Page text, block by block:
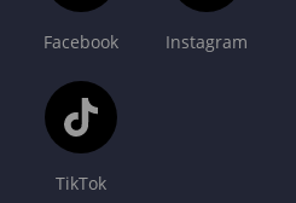
Facebook Instagram
TikTok